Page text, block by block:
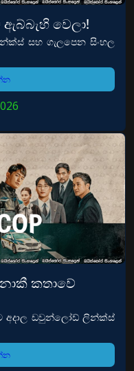
ඇබ්බැහි වෙලා!
සහ ගැලපෙන සිංහල
නොකී කතාවේ
අදාල ඩවුන්ලෝඩ් ලින්ක්ස්